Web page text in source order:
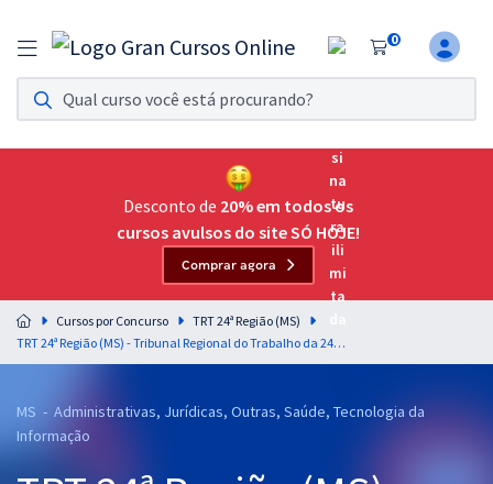
0
Assinatura Ilimitada 11
Acesso a todos os cursos. Teste grátis por 7 dias!
Assinatura OAB Até Passar
Acesso ilimitado a toda preparação para o Exame da
Residências Multiprofissionais
Preparação completa e intensiva para as principais
residências em saúde do Brasil
Assinatura Ilimitada
Desconto de 20% em todos os
cursos avulsos do site SÓ HOJE!
Comprar agora
Cursos por Concurso
TRT 24ª Região (MS)
TRT 24ª Região (MS) - Tribunal Regional do Trabalho da 24ª Região - Direito do Trabalho para Analista Judiciário - Professora: Fernanda Rocha
MS - Administrativas, Jurídicas, Outras, Saúde, Tecnologia da
Informação